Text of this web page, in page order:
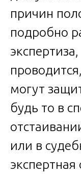
причин
подробно
могут
будь то в
или в